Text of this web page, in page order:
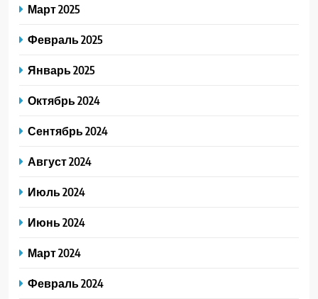
Март 2025
Февраль 2025
Январь 2025
Октябрь 2024
Сентябрь 2024
Август 2024
Июль 2024
Июнь 2024
Март 2024
Февраль 2024